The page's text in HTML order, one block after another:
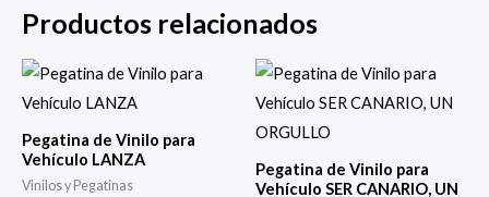
Productos relacionados
Pegatina de Vinilo para
Vehículo LANZA
Vinilos y Pegatinas
Pegatina de Vinilo para
Vehículo SER CANARIO, UN